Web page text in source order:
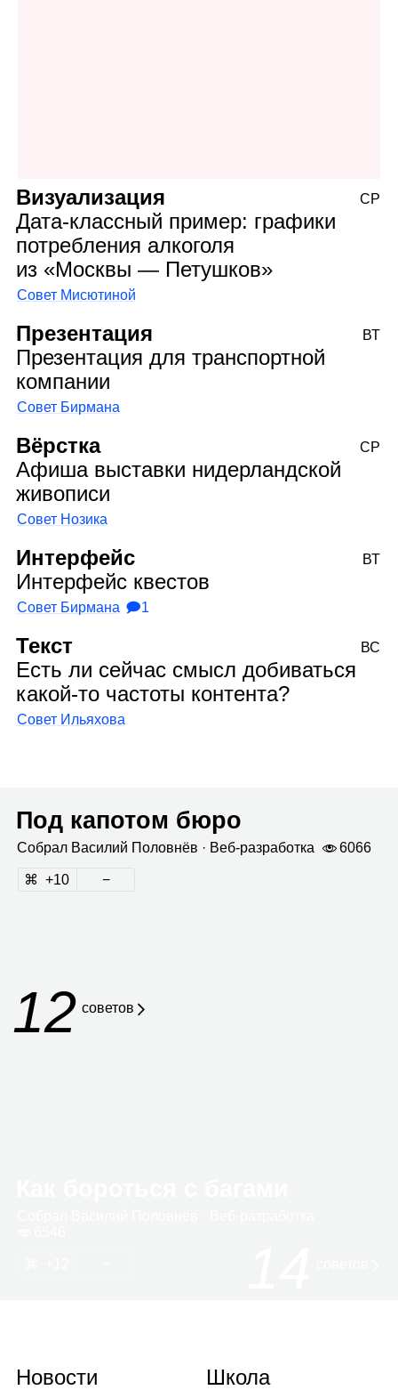
Визуализация
Дата‑классный пример: графики
потребления алкоголя
из «Москвы — Петушков»
Совет Мисютиной
СР
Презентация
Презентация для транспортной
компании
Совет Бирмана
ВТ
Вёрстка
Афиша выставки нидерландской
живописи
Совет Нозика
СР
Интерфейс
Интерфейс квестов
Совет Бирмана 🗩1
ВТ
Текст
Есть ли сейчас смысл добиваться
какой‑то частоты контента?
Совет Ильяхова
ВС
Под капотом бюро
Собрал Васи­лий Полов­нёв · Веб‑раз­ра­ботка 6066
10
12 сове­тов
Новости
Школа